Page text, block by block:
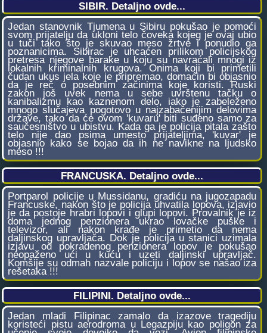
SIBIR. Detaljno ovde...
Jedan stanovnik Tjumena u Sibiru pokušao je pomoći
svom prijatelju da ukloni telo čoveka kojeg je ovaj ubio
u tuči tako što je skuvao meso žrtve i ponudio ga
poznanicima. Sibirac je uhcaćen prilikom policijskog
pretresa njegove barake u koju su navraćali mnogi iz
lokalnih kriminalnih krugova. Onima koji bi primetili
čudan ukus jela koje je pripremao, domaćin bi objasnio
da je reč o posebnim začinima koje koristi. Ruski
zakon još uvek nema u sebe uvrštenu tačku o
kanibalizmu kao kaznenom delo, iako je zabeleženo
mnogo slučajeva pogotovo u najzabačenijim delovima
države, tako da će ovom 'kuvaru' biti suđeno samo za
saučesništvo u ubistvu. Kada ga je policija pitala zašto
telo nije dao psima umesto prijateljima, 'kuvar' je
objasnio kako se bojao da ih ne navikne na ljudsko
meso !!!
FRANCUSKA. Detaljno ovde...
Portparol policije u Mussidanu, gradiću na jugozapadu
Francuske, nakon što je policija uhvatila lopova, izjavio
je da postoje hrabri lopovi i glupi lopovi. Provalnik je iz
doma jednog penzionera ukrao lovačke puške i
televizor, ali nakon krađe je primetio da nema
daljinskog upravljača. Dok je policija u stanici uzimala
izjavu od pokradenog penzionera lopov je pokušao
neopaženo ući u kuću i uzeti daljinski upravljač.
Komšije su odmah nazvale policiju i lopov se našao iza
rešetaka !!!
FILIPINI. Detaljno ovde...
Jedan mladi Filipinac zamalo da izazove tragediju
koristeći pistu aerodroma u Legazpiju kao poligon za